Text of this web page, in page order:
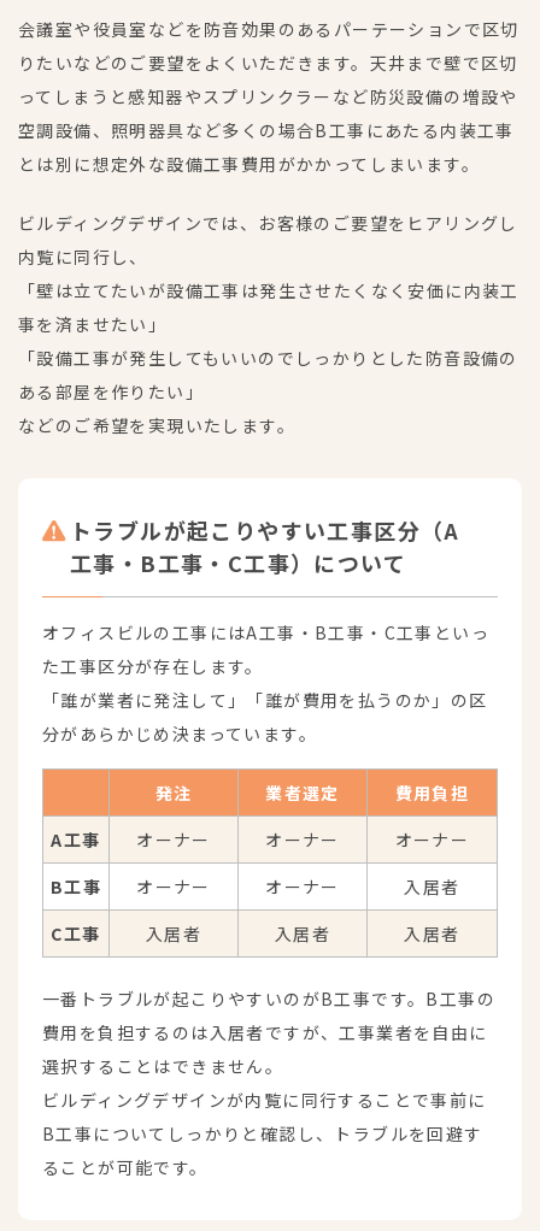
会議室や役員室などを防音効果のあるパーテーションで区切
りたいなどのご要望をよくいただきます。天井まで壁で区切
ってしまうと感知器やスプリンクラーなど防災設備の増設や
空調設備、照明器具など多くの場合B工事にあたる内装工事
とは別に想定外な設備工事費用がかかってしまいます。
ビルディングデザインでは、お客様のご要望をヒアリングし
内覧に同行し、
「壁は立てたいが設備工事は発生させたくなく安価に内装工
事を済ませたい」
「設備工事が発生してもいいのでしっかりとした防音設備の
ある部屋を作りたい」
などのご希望を実現いたします。
トラブルが起こりやすい工事区分（A
工事・B工事・C工事）について
オフィスビルの工事にはA工事・B工事・C工事といっ
た工事区分が存在します。
「誰が業者に発注して」「誰が費用を払うのか」の区
分があらかじめ決まっています。
発注 業者選定
費用負担
A工事
オーナー オーナー
オーナー
B工事
オーナー オーナー
入居者
C工事
入居者 入居者 入居者
一番トラブルが起こりやすいのがB工事です。 B工事の
費用を負担するのは入居者ですが、工事業者を自由に
選択することはできません。
ビルディングデザインが内覧に同行することで事前に
B工事についてしっかりと確認し、
トラブルを回避す
ることが可能です。